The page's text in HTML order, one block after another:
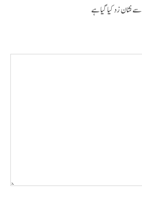
سے نشان زد کیا گیا ہے